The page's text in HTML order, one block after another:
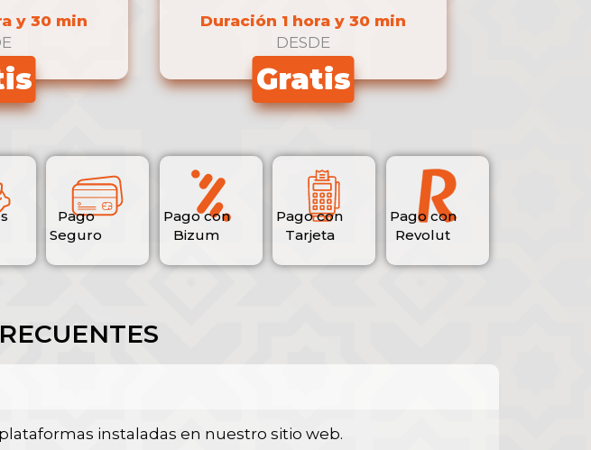
y 30 min
Duración 1 hora y 30 min
DESDE
Gratis
Pago
Seguro
Pago con
Bizum
Pago con
Tarjeta
Pago con
Revolut
instaladas en nuestro sitio web.